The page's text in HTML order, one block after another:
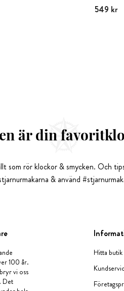
Pris:549 kr
549 kr
är din
som rör klockor & smycken. Och
& använd
100 år.
vi oss
Det
Hitta butik